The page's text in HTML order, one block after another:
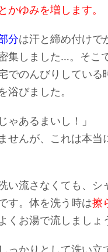
かゆみを増します。
分は汗と締め付けで
集しました…。そこ
でのんびりしている
浴びました。
ゃあるまいし！」
せんが、これは本当
い流さなくても、シ
す。体を洗う時は擦
くお湯で流しましょ